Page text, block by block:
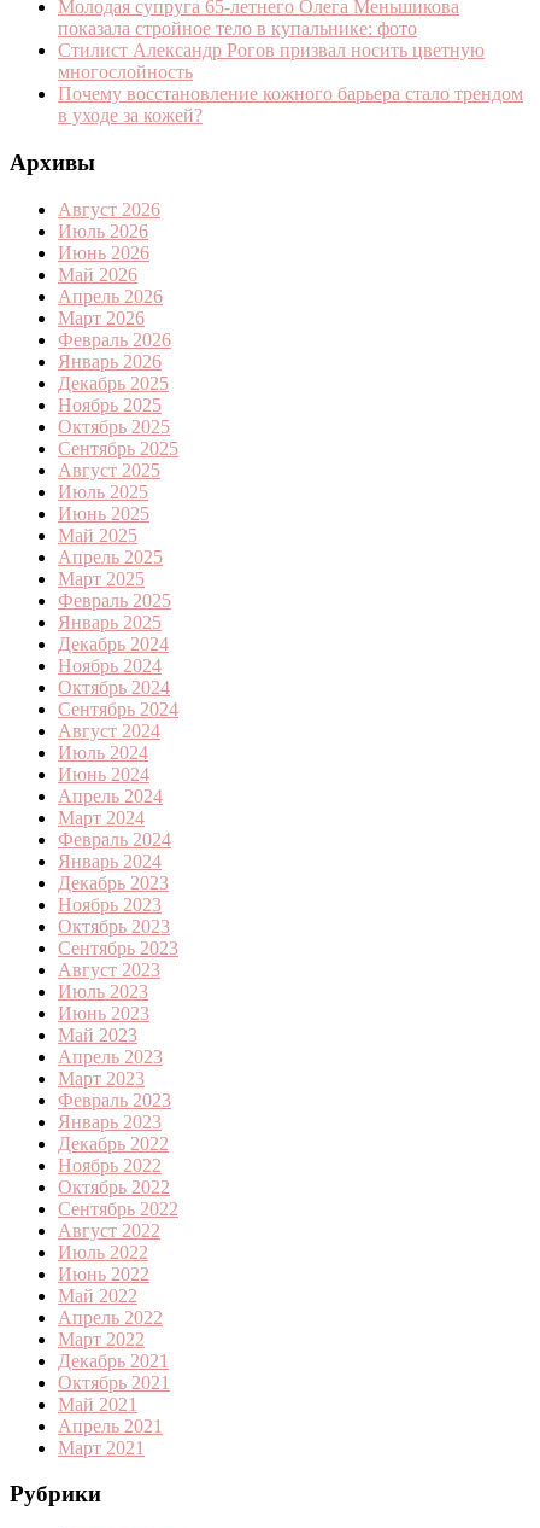
Молодая супруга 65-летнего Олега Меньшикова
показала стройное тело в купальнике: фото
Стилист Александр Рогов призвал носить цветную
многослойность
Почему восстановление кожного барьера стало трендом
в уходе за кожей?
Архивы
Август 2026
Июль 2026
Июнь 2026
Май 2026
Апрель 2026
Март 2026
Февраль 2026
Январь 2026
Декабрь 2025
Ноябрь 2025
Октябрь 2025
Сентябрь 2025
Август 2025
Июль 2025
Июнь 2025
Май 2025
Апрель 2025
Март 2025
Февраль 2025
Январь 2025
Декабрь 2024
Ноябрь 2024
Октябрь 2024
Сентябрь 2024
Август 2024
Июль 2024
Июнь 2024
Апрель 2024
Март 2024
Февраль 2024
Январь 2024
Декабрь 2023
Ноябрь 2023
Октябрь 2023
Сентябрь 2023
Август 2023
Июль 2023
Июнь 2023
Май 2023
Апрель 2023
Март 2023
Февраль 2023
Январь 2023
Декабрь 2022
Ноябрь 2022
Октябрь 2022
Сентябрь 2022
Август 2022
Июль 2022
Июнь 2022
Май 2022
Апрель 2022
Март 2022
Декабрь 2021
Октябрь 2021
Май 2021
Апрель 2021
Март 2021
Рубрики